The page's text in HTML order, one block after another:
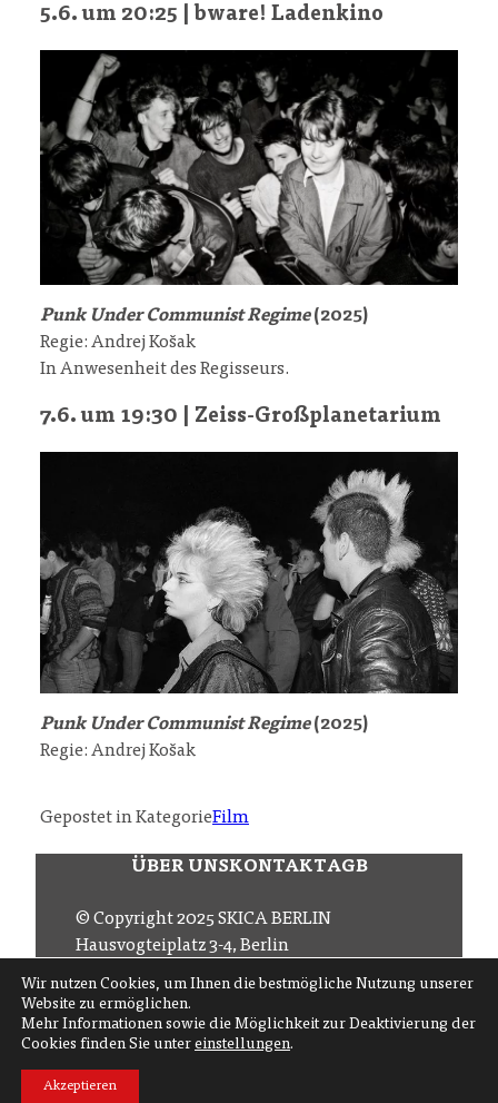
5.6. um 20:25 | bware! Ladenkino
Punk Under Communist Regime(2025)
Regie: Andrej Košak
In Anwesenheit des Regisseurs.
7.6. um 19:30 | Zeiss-Großplanetarium
Punk Under Communist Regime(2025)
Regie: Andrej Košak
Gepostet in KategorieFilm
Wir nutzen Cookies, um Ihnen die bestmögliche Nutzung unserer
Website zu ermöglichen.
Mehr Informationen sowie die Möglichkeit zur Deaktivierung der
Cookies finden Sie unter einstellungen.
Akzeptieren
ÜBER UNSKONTAKTAGB
© Copyright 2025 SKICA BERLIN
Hausvogteiplatz 3-4, Berlin
Email
office (at) skica.de
Tel+49 30 206 145 57
Folgen Sie uns auf